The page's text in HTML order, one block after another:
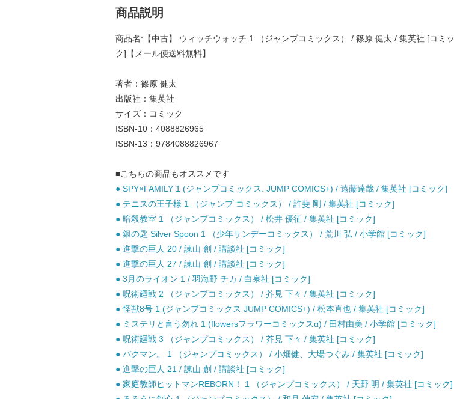
商品説明
商品名:【中古】 ウィッチウォッチ 1 （ジャンプコミックス） / 篠原 健太 / 集英社 [コミッ
ク]【メール便送料無料】
著者：篠原 健太
出版社：集英社
サイズ：コミック
ISBN-10：4088826965
ISBN-13：9784088826967
■こちらの商品もオススメです
● SPY×FAMILY 1 (ジャンプコミックス. JUMP COMICS+) / 遠藤達哉 / 集英社 [コミック]
● テニスの王子様 1 （ジャンプ コミックス） / 許斐 剛 / 集英社 [コミック]
● 暗殺教室 1 （ジャンプコミックス） / 松井 優征 / 集英社 [コミック]
● 銀の匙 Silver Spoon 1 （少年サンデーコミックス） / 荒川 弘 / 小学館 [コミック]
● 進撃の巨人 20 / 諫山 創 / 講談社 [コミック]
● 進撃の巨人 27 / 諫山 創 / 講談社 [コミック]
● 3月のライオン 1 / 羽海野 チカ / 白泉社 [コミック]
● 呪術廻戦 2 （ジャンプコミックス） / 芥見 下々 / 集英社 [コミック]
● 怪獣8号 1 (ジャンプコミックス JUMP COMICS+) / 松本直也 / 集英社 [コミック]
● ミステリと言う勿れ 1 (flowersフラワーコミックスα) / 田村由美 / 小学館 [コミック]
● 呪術廻戦 3 （ジャンプコミックス） / 芥見 下々 / 集英社 [コミック]
● バクマン。 1 （ジャンプコミックス） / 小畑健、大場つぐみ / 集英社 [コミック]
● 進撃の巨人 21 / 諫山 創 / 講談社 [コミック]
● 家庭教師ヒットマンREBORN！ 1 （ジャンプコミックス） / 天野 明 / 集英社 [コミック]